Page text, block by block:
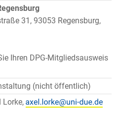
31, 93053 Regensburg,
Ihren DPG-Mitgliedsausweis
(nicht öffentlich)
Lorke,